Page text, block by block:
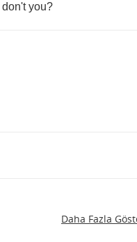
don't you?
Daha Fazla